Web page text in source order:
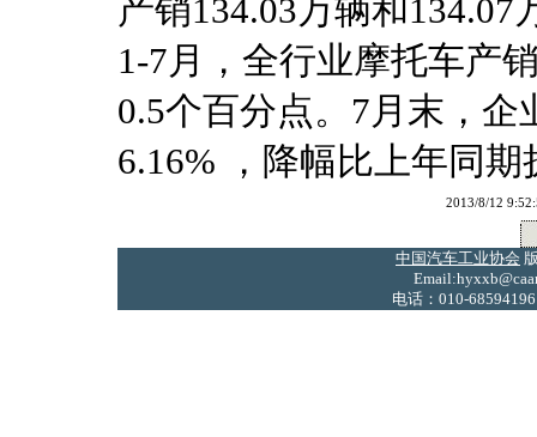
产销134.03万辆和134.07
1-7月，全行业摩托车产
0.5个百分点。7月末，企
6.16% ，降幅比上年同
2013/8/12
中国汽车工业协会
电话：010-